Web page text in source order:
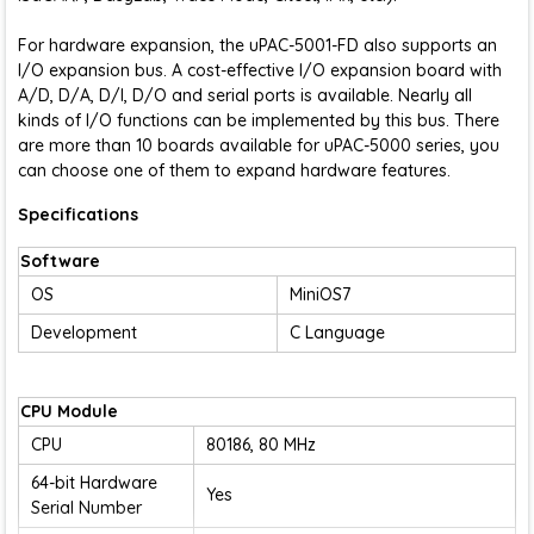
For hardware expansion, the uPAC-5001-FD also supports an
I/O expansion bus. A cost-effective I/O expansion board with
A/D, D/A, D/I, D/O and serial ports is available. Nearly all
kinds of I/O functions can be implemented by this bus. There
are more than 10 boards available for uPAC-5000 series, you
can choose one of them to expand hardware features.
Specifications
Software
OS
MiniOS7
Development
C Language
CPU Module
CPU
80186, 80 MHz
64-bit Hardware
Serial Number
Yes